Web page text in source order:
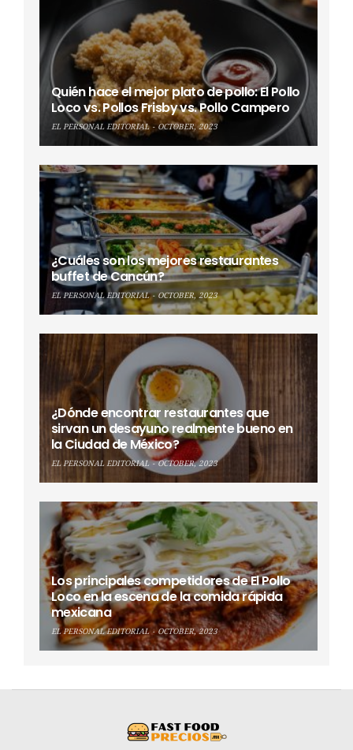
Quién hace el mejor plato de pollo: El Pollo
Loco vs. Pollos Frisby vs. Pollo Campero
EL PERSONAL EDITORIAL OCTOBER, 2023
¿Cuáles son los mejores restaurantes
buffet de Cancún?
EL PERSONAL EDITORIAL OCTOBER, 2023
¿Dónde encontrar restaurantes que
sirvan un desayuno realmente bueno en
la Ciudad de México?
EL PERSONAL EDITORIAL OCTOBER, 2023
Los principales competidores de El Pollo
Loco en la escena de la comida rápida
mexicana
EL PERSONAL EDITORIAL OCTOBER, 2023